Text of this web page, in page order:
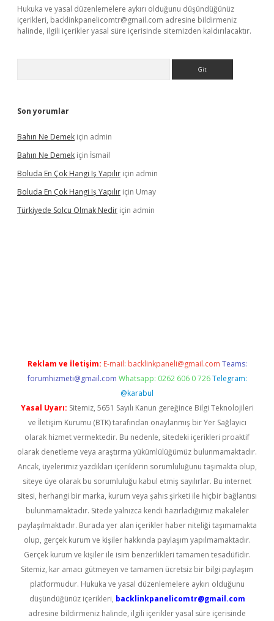
Hukuka ve yasal düzenlemelere aykırı olduğunu düşündüğünüz
içerikleri, backlinkpanelicomtr@gmail.com adresine bildirmeniz
halinde, ilgili içerikler yasal süre içerisinde sitemizden kaldırılacaktır.
Son yorumlar
Bahın Ne Demek için admin
Bahın Ne Demek için İsmail
Boluda En Çok Hangi Iş Yapılır için admin
Boluda En Çok Hangi Iş Yapılır için Umay
Türkiyede Solcu Olmak Nedir için admin
Reklam ve İletişim: E-mail: backlinkpaneli@gmail.com Teams:
forumhizmeti@gmail.com Whatsapp: 0262 606 0 726 Telegram:
@karabul
Yasal Uyarı: Sitemiz, 5651 Sayılı Kanun gereğince Bilgi Teknolojileri
ve İletişim Kurumu (BTK) tarafından onaylanmış bir Yer Sağlayıcı
olarak hizmet vermektedir. Bu nedenle, sitedeki içerikleri proaktif
olarak denetleme veya araştırma yükümlülüğümüz bulunmamaktadır.
Ancak, üyelerimiz yazdıkları içeriklerin sorumluluğunu taşımakta olup,
siteye üye olarak bu sorumluluğu kabul etmiş sayılırlar. Bu internet
sitesi, herhangi bir marka, kurum veya şahıs şirketi ile hiçbir bağlantısı
bulunmamaktadır. Sitede yalnızca kendi hazırladığımız makaleler
paylaşılmaktadır. Burada yer alan içerikler haber niteliği taşımamakta
olup, gerçek kurum ve kişiler hakkında paylaşım yapılmamaktadır.
Gerçek kurum ve kişiler ile isim benzerlikleri tamamen tesadüfidir.
Sitemiz, kar amacı gütmeyen ve tamamen ücretsiz bir bilgi paylaşım
platformudur. Hukuka ve yasal düzenlemelere aykırı olduğunu
düşündüğünüz içerikleri, backlinkpanelicomtr@gmail.com
adresine bildirmeniz halinde, ilgili içerikler yasal süre içerisinde